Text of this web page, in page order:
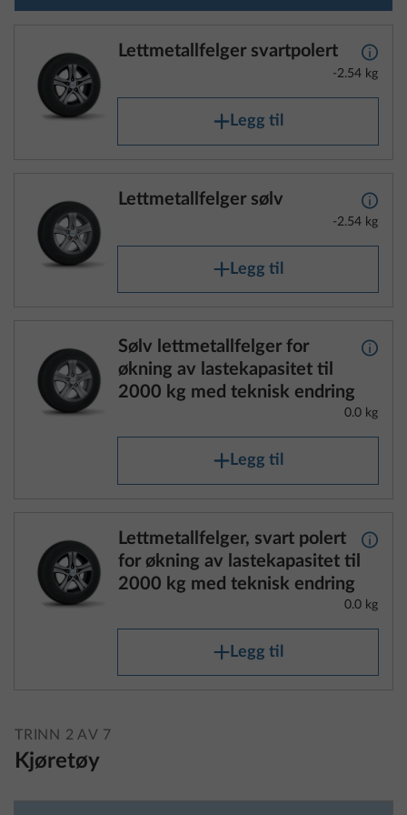
Lettmetallfelger svartpolert Mer
-2.54 kg
Legg til
Lettmetallfelger sølv Mer
-2.54 kg
Legg til
Sølv lettmetallfelger for
økning av lastekapasitet til
2000 kg med teknisk endring
Mer
0.0 kg
Legg til
Lettmetallfelger, svart polert
for økning av lastekapasitet til
2000 kg med teknisk endring
Mer
0.0 kg
Legg til
TRINN 2 AV 7
Kjøretøy